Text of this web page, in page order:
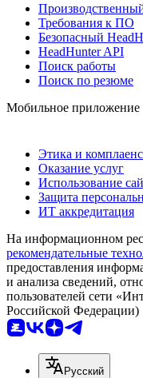
Требования к ПО
Безопасный
HeadHunter API
Поиск работы
Поиск по резюме
Мобильное приложение
Этика и комплаенс
Оказание услуг
Использование
Защита
ИТ аккредитация
На информационном
рекомендательные
предоставления
и анализа сведений,
пользователей сети
Российской Федерации)
Русский